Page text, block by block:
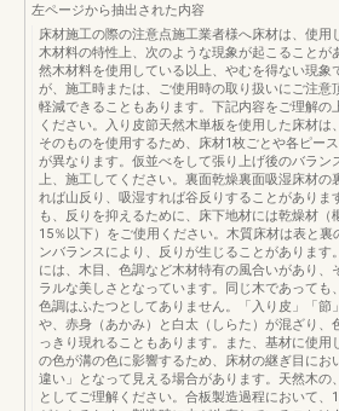
左ページから抽出された内容
床材施工の際の注意点施工業者様へ床材は、使用
木材料の特性上、次のような現象が起こることが
然木材料を使用している以上、やむを得ない現象
が、施工時または、ご使用時の取り扱いにご注意
軽減できることもあります。下記内容をご理解の
ください。入り皮節天然木単板を使用した床材は
そのものを使用するため、床材1枚ごとや各ピー
が異なります。仮並べをして張り上げ後のバラン
上、施工してください。裏面乾燥裏面吸湿床材の
れば山反り、吸湿すれば谷反りすることがありま
も、反りを抑えるために、床下地材には乾燥材（
15％以下）をご使用ください。木質床材は表と裏
ンバランスにより、反りが生じることがあります
には、木目、色調など木材特有の風合いがあり、
ラルな美しさとなっています。同じ木であっても
色調はふたつとしてありません。「入り皮」「節
や、赤身（あかみ）と白太（しらた）が混ざり、
っきり現れることもあります。また、基材に使用
の色が溝の色に影響するため、床材の継ぎ目にお
違い」となって見える場合があります。天然木の
としてご理解ください。合板製造過程において